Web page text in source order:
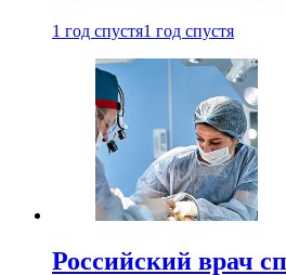
1 год спустя1 год спустя
Российский врач